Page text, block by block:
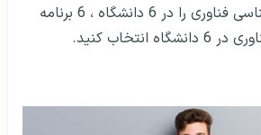
یکی از 6 برنامه کارشناسی فناوری را در 6 دانشگاه ، 6 برنامه
کنید.